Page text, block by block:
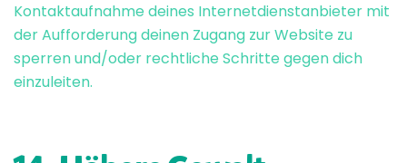
Kontaktaufnahme deines Internetdienstanbieter mit
der Aufforderung deinen Zugang zur Website zu
sperren und/oder rechtliche Schritte gegen dich
einzuleiten.